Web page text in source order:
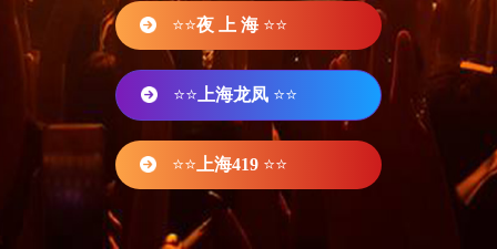
⭐⭐夜 上 海 ⭐⭐
⭐⭐ 上海龙凤 ⭐⭐
⭐⭐ 上海419 ⭐⭐